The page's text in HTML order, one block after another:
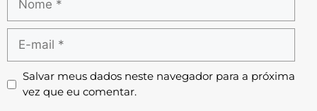
Salvar meus dados neste navegador para a próxima
vez que eu comentar.